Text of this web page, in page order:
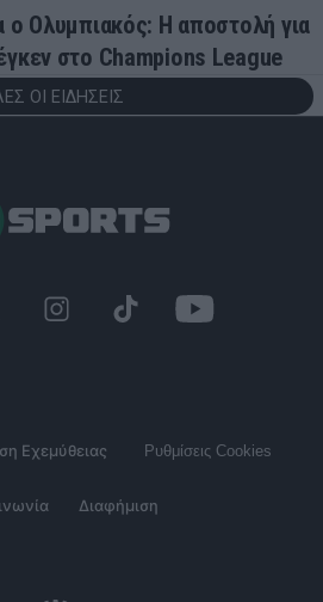
ο Ολυμπιακός: Η αποστολή για
στο Champions League
ΟΙ ΕΙΔΗΣΕΙΣ
Εχεμύθειας Ρυθμίσεις Cookies
Διαφήμιση